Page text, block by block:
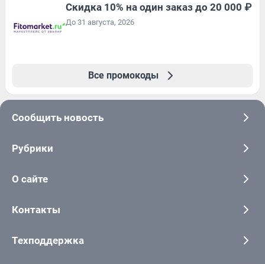
Скидка 10% на один заказ до 20 000 ₽
До 31 августа, 2026
Все промокоды
Сообщить новость
Рубрики
О сайте
Контакты
Техподдержка